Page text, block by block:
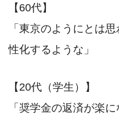
【60代】
「東京のようにとは
性化するような」
【20代（学生）】
「奨学金の返済が楽